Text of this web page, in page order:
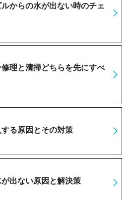
からの水が出ない時のチェ
理と清掃どちらを先にすべ
る原因とその対策
出ない原因と解決策